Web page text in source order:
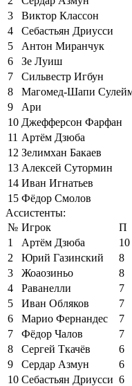
3
Виктор Классон
4
Себастьян Дриусси
5
Антон Миранчук
6
Зе Луиш
7
Сильвестр Игбун
8
Магомед-Шапи
9
Ари
10 Джефферсон Фарфан
11 Артём Дзюба
12 Зелимхан Бакаев
13 Алексей Сутормин
14 Иван Игнатьев
15 Фёдор Смолов
Ассистенты:
№ Игрок
П
1
Артём Дзюба
10
2
Юрий Газинский
8
3
Жоаозиньо
8
4
Раванелли
7
5
Иван Обляков
7
6
Марио Фернандес
7
7
Фёдор Чалов
7
8
Сергей Ткачёв
6
9
Сердар Азмун
6
10 Себастьян Дриусси 6